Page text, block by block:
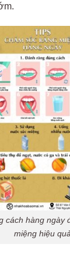
cách hàng ngày
miệng hiệu